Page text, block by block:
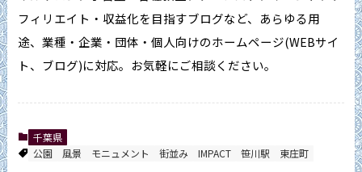
フィリエイト・収益化を目指すブログなど、あらゆる用
途、業種・企業・団体・個人向けのホームページ(WEBサイ
ト、ブログ)に対応。お気軽にご相談ください。
千葉県
公園
風景 モニュメント 街並み IMPACT 笹川駅 東庄町